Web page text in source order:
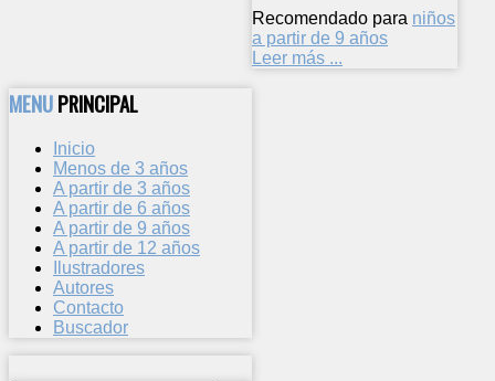
Recomendado para niños
a partir de 9 años
Leer más ...
MENUPRINCIPAL
Inicio
Menos de 3 años
A partir de 3 años
A partir de 6 años
A partir de 9 años
A partir de 12 años
Ilustradores
Autores
Contacto
Buscador